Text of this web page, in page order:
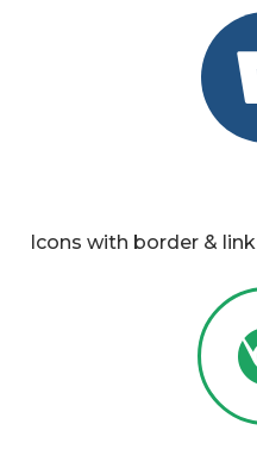
Icons with border & link